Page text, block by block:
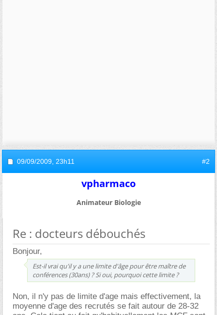
09/09/2009, 23h11 #2
vpharmaco
Animateur Biologie
Re : docteurs débouchés
Bonjour,
Est-il vrai qu'il y a une limite d'âge pour être maître de
conférences (30ans) ? Si oui, pourquoi cette limite ?
Non, il n'y pas de limite d'age mais effectivement, la
moyenne d'age des recrutés se fait autour de 28-32